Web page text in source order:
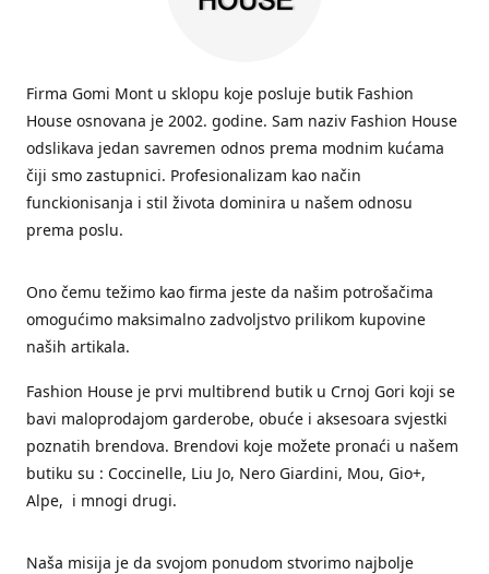
Firma Gomi Mont u sklopu koje posluje butik Fashion
House osnovana je 2002. godine. Sam naziv Fashion House
odslikava jedan savremen odnos prema modnim kućama
čiji smo zastupnici. Profesionalizam kao način
funckionisanja i stil života dominira u našem odnosu
prema poslu.
Ono čemu težimo kao firma jeste da našim potrošačima
omogućimo maksimalno zadvoljstvo prilikom kupovine
naših artikala.
Fashion House je prvi multibrend butik u Crnoj Gori koji se
bavi maloprodajom garderobe, obuće i aksesoara svjestki
poznatih brendova. Brendovi koje možete pronaći u našem
butiku su : Coccinelle, Liu Jo, Nero Giardini, Mou, Gio+,
Alpe, i mnogi drugi.
Naša misija je da svojom ponudom stvorimo najbolje